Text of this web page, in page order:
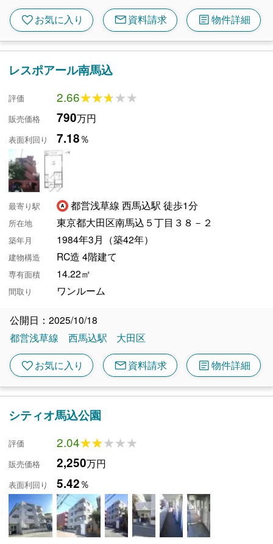
favoriteお気に入り mail資料請求 article物件詳細
レスポアール南馬込
評価 2.66★★★★★
★★★★★
販売価格 790万円
表面利回り 7.18％
最寄り駅 都営浅草線 西馬込駅 徒歩1分
所在地 東京都大田区南馬込５丁目３８－２
築年月 1984年3月（築42年）
建物構造 RC造 4階建て
専有面積 14.22㎡
間取り ワンルーム
公開日：2025/10/18
都営浅草線
西馬込駅 大田区
favoriteお気に入り mail資料請求 article物件詳細
シティオ馬込公園
評価 2.04★★★★★
★★★★★
販売価格 2,250万円
表面利回り 5.42％